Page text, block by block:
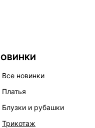
НОВИНКИ
все новинки
платья
блузки и рубашки
трикотаж
ОДЕЖДА